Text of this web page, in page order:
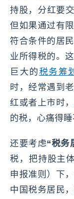
持股，分红要
但如果通过有
符合条件的居
业所得税的。
巨大的税务筹划
时，经常遇到
红或者上市时
的税，心痛得睡
还要考虑“税务
税，把持股主
申报准则）下
中国税务居民